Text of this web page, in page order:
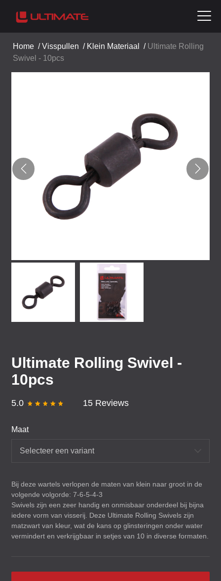
Home /Visspullen / Klein Materiaal / Ultimate Rolling
Swivel - 10pcs
Ultimate Rolling Swivel -
10pcs
5.0 15 Reviews
Maat
Selecteer een variant
Bij deze wartels verlopen de maten van klein naar groot in de
volgende volgorde: 7-6-5-4-3
Swivels zijn een zeer handig en onmisbaar onderdeel bij bijna
iedere vorm van visserij. Deze Ultimate Rolling Swivels zijn
matzwart van kleur, wat de kans op glinsteringen onder water
vermindert en verkrijgbaar in setjes van 10 in diverse formaten.